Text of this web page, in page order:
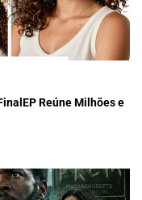
Reúne Milhões e